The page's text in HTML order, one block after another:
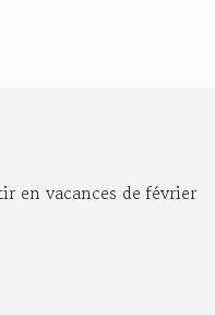
en vacances de février